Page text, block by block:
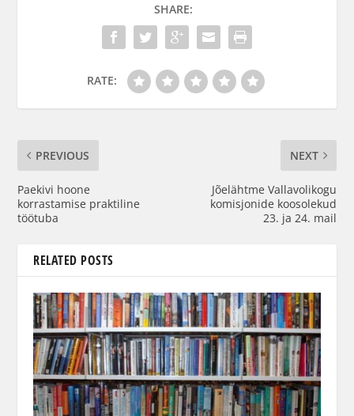
SHARE:
RATE:
PREVIOUS
Paekivi hoone
korrastamise praktiline
töötuba
NEXT
Jõelähtme Vallavolikogu
komisjonide koosolekud
23. ja 24. mail
RELATED POSTS